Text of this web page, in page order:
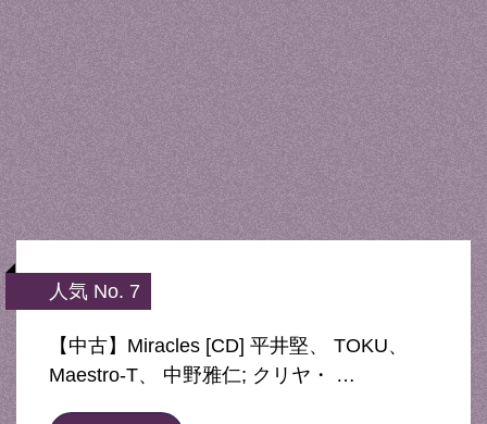
人気 No. 7
【中古】Miracles [CD] 平井堅、 TOKU、
Maestro-T、 中野雅仁; クリヤ・ …